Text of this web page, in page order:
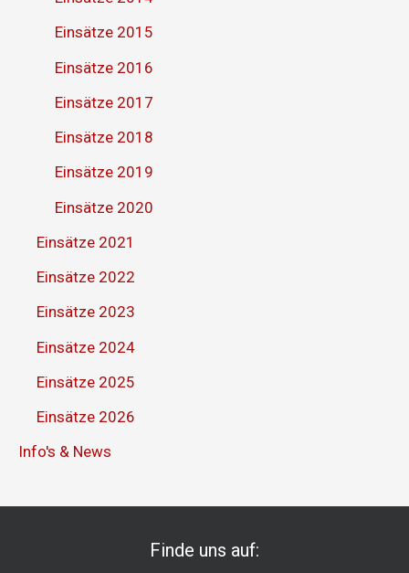
Einsätze 2015
Einsätze 2016
Einsätze 2017
Einsätze 2018
Einsätze 2019
Einsätze 2020
Einsätze 2021
Einsätze 2022
Einsätze 2023
Einsätze 2024
Einsätze 2025
Einsätze 2026
Info's & News
Finde uns auf: